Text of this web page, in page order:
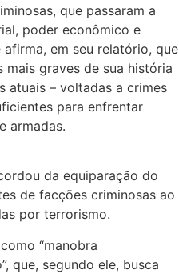
que passaram a
poder econômico e
em seu relatório, que
mais graves de sua história
atuais – voltadas a crimes
para enfrentar
armadas.
da equiparação do
de facções criminosas ao
por terrorismo.
“manobra
que, segundo ele, busca